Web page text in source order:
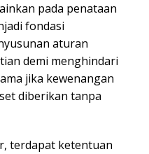
pada penataan
fondasi
aturan
demi menghindari
jika kewenangan
diberikan tanpa
terdapat ketentuan